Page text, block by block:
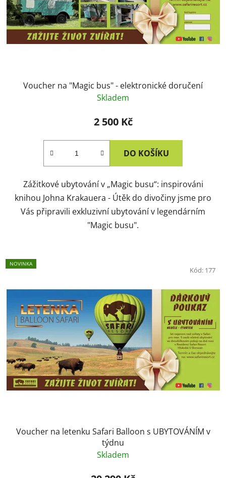
Voucher na "Magic bus" - elektronické doručení
Skladem
2 500 Kč
DO KOŠÍKU
Zážitkové ubytování v „Magic busu“: inspirováni
knihou Johna Krakauera - Útěk do divočiny jsme pro
Vás připravili exkluzivní ubytování v legendárním
"Magic busu".
NOVINKA
Voucher na letenku Safari Balloon s UBYTOVÁNÍM v
týdnu
Skladem
Kód: 177